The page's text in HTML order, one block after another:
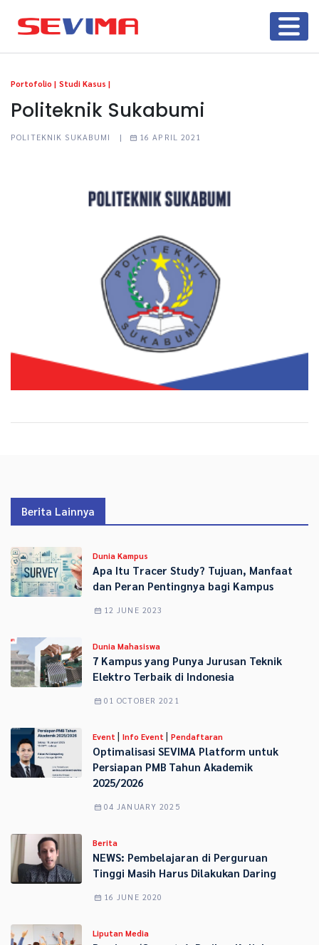
Portofolio | Studi Kasus |
Politeknik Sukabumi
POLITEKNIK SUKABUMI | 16 APRIL 2021
Berita Lainnya
Dunia Kampus
Apa Itu Tracer Study? Tujuan, Manfaat
dan Peran Pentingnya bagi Kampus
12 JUNE 2023
Dunia Mahasiswa
7 Kampus yang Punya Jurusan Teknik
Elektro Terbaik di Indonesia
01 OCTOBER 2021
Event | Info Event | Pendaftaran
Optimalisasi SEVIMA Platform untuk
Persiapan PMB Tahun Akademik
2025/2026
04 JANUARY 2025
Berita
NEWS: Pembelajaran di Perguruan
Tinggi Masih Harus Dilakukan Daring
16 JUNE 2020
Liputan Media